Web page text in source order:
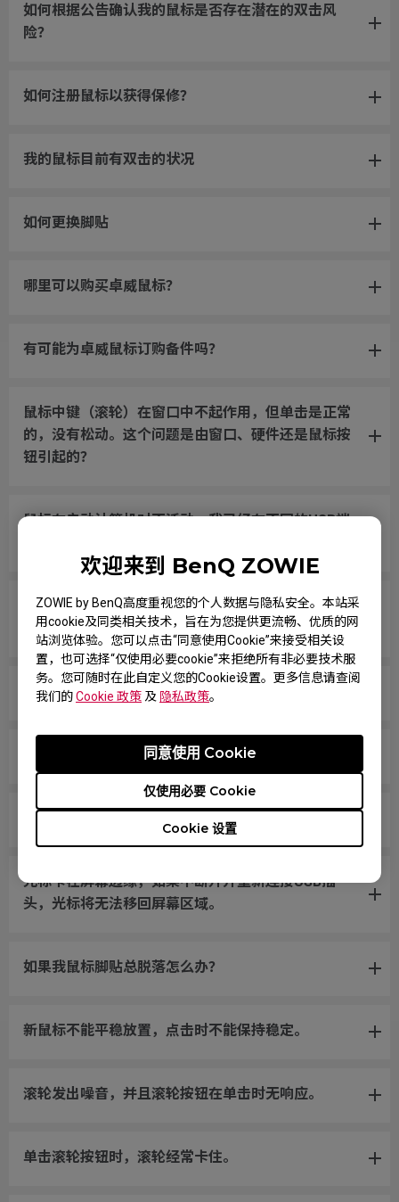
欢迎来到 BenQ ZOWIE
ZOWIE by BenQ高度重视您的个人数据与隐私安全。本站采
用cookie及同类相关技术，旨在为您提供更流畅、优质的网
站浏览体验。您可以点击“同意使用Cookie”来接受相关设
置，也可选择“仅使用必要cookie”来拒绝所有非必要技术服
务。您可随时在此自定义您的Cookie设置。更多信息请查阅
我们的Cookie 政策 及 隐私政策。
Cookie 设置
仅使用必要 Cookie
同意使用 Cookie
如何根据公告确认我的鼠标是否存在潜在的双击风
险？
如何注册鼠标以获得保修？
我的鼠标目前有双击的状况
如何更换脚贴
哪里可以购买卓威鼠标？
有可能为卓威鼠标订购备件吗？
鼠标中键（滚轮）在窗口中不起作用，但单击是正常
的，没有松动。这个问题是由窗口、硬件还是鼠标按
钮引起的？
鼠标在启动计算机时不活动，我已经在不同的USB端
我将鼠标滚轮绑定到CS:GO中的跳跃，即使不接触滚
轮，横向跨越鼠标垫移动放下时，它也会随机跳跃。
鼠标按钮一直被卡住，就好像一直被按住一样。
滚轮松动，快速移动鼠标时会发出声音。
电脑无法识别我的鼠标。信息显示“未知USB设备”。
光标卡在屏幕边缘，如果不断开并重新连接USB插
头，光标将无法移回屏幕区域。
如果我鼠标脚贴总脱落怎么办？
新鼠标不能平稳放置，点击时不能保持稳定。
滚轮发出噪音，并且滚轮按钮在单击时无响应。
单击滚轮按钮时，滚轮经常卡住。